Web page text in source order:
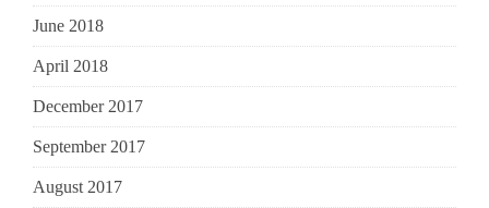
June 2018
April 2018
December 2017
September 2017
August 2017